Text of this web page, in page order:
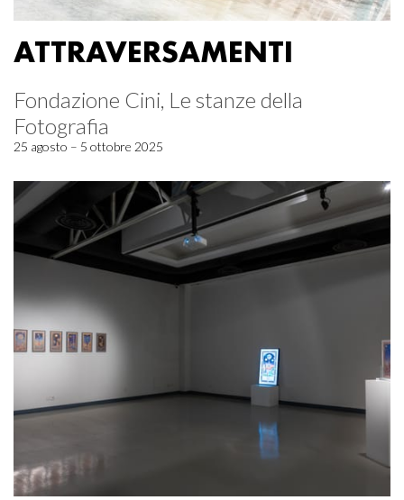
ATTRAVERSAMENTI
Fondazione Cini, Le stanze della
Fotografia
25 agosto – 5 ottobre 2025